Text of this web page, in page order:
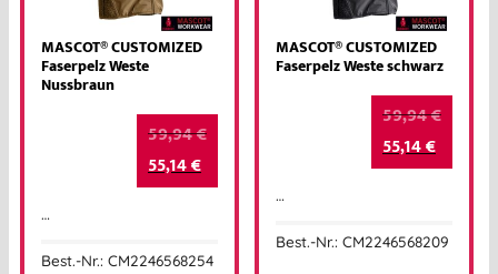
MASCOT® CUSTOMIZED
Faserpelz Weste
Nussbraun
59,94€
55,14€
…
Best.-Nr.: CM2246568254
MASCOT® CUSTOMIZED
Faserpelz Weste schwarz
59,94€
55,14€
…
Best.-Nr.: CM2246568209